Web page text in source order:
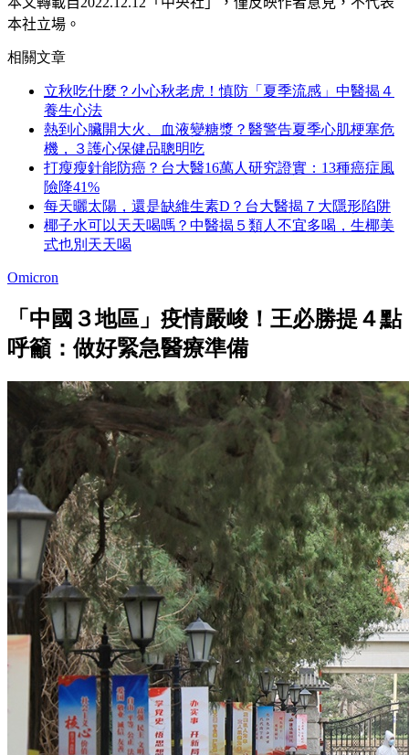
本社立場。
相關文章
立秋吃什麼？小心秋老虎！慎防「夏季流感」中醫揭４
養生心法
熱到心臟開大火、血液變糖漿？醫警告夏季心肌梗塞危
機，３護心保健品聰明吃
打瘦瘦針能防癌？台大醫16萬人研究證實：13種癌症風
險降41%
每天曬太陽，還是缺維生素D？台大醫揭７大隱形陷阱
椰子水可以天天喝嗎？中醫揭５類人不宜多喝，生椰美
式也別天天喝
Omicron
「中國３地區」疫情嚴峻！王必勝提４點
呼籲：做好緊急醫療準備